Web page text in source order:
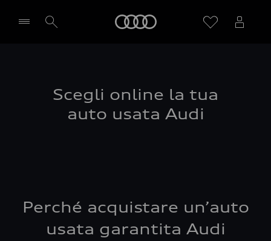
Scegli online la tua
auto usata Audi
Perché acquistare un’auto
usata garantita Audi